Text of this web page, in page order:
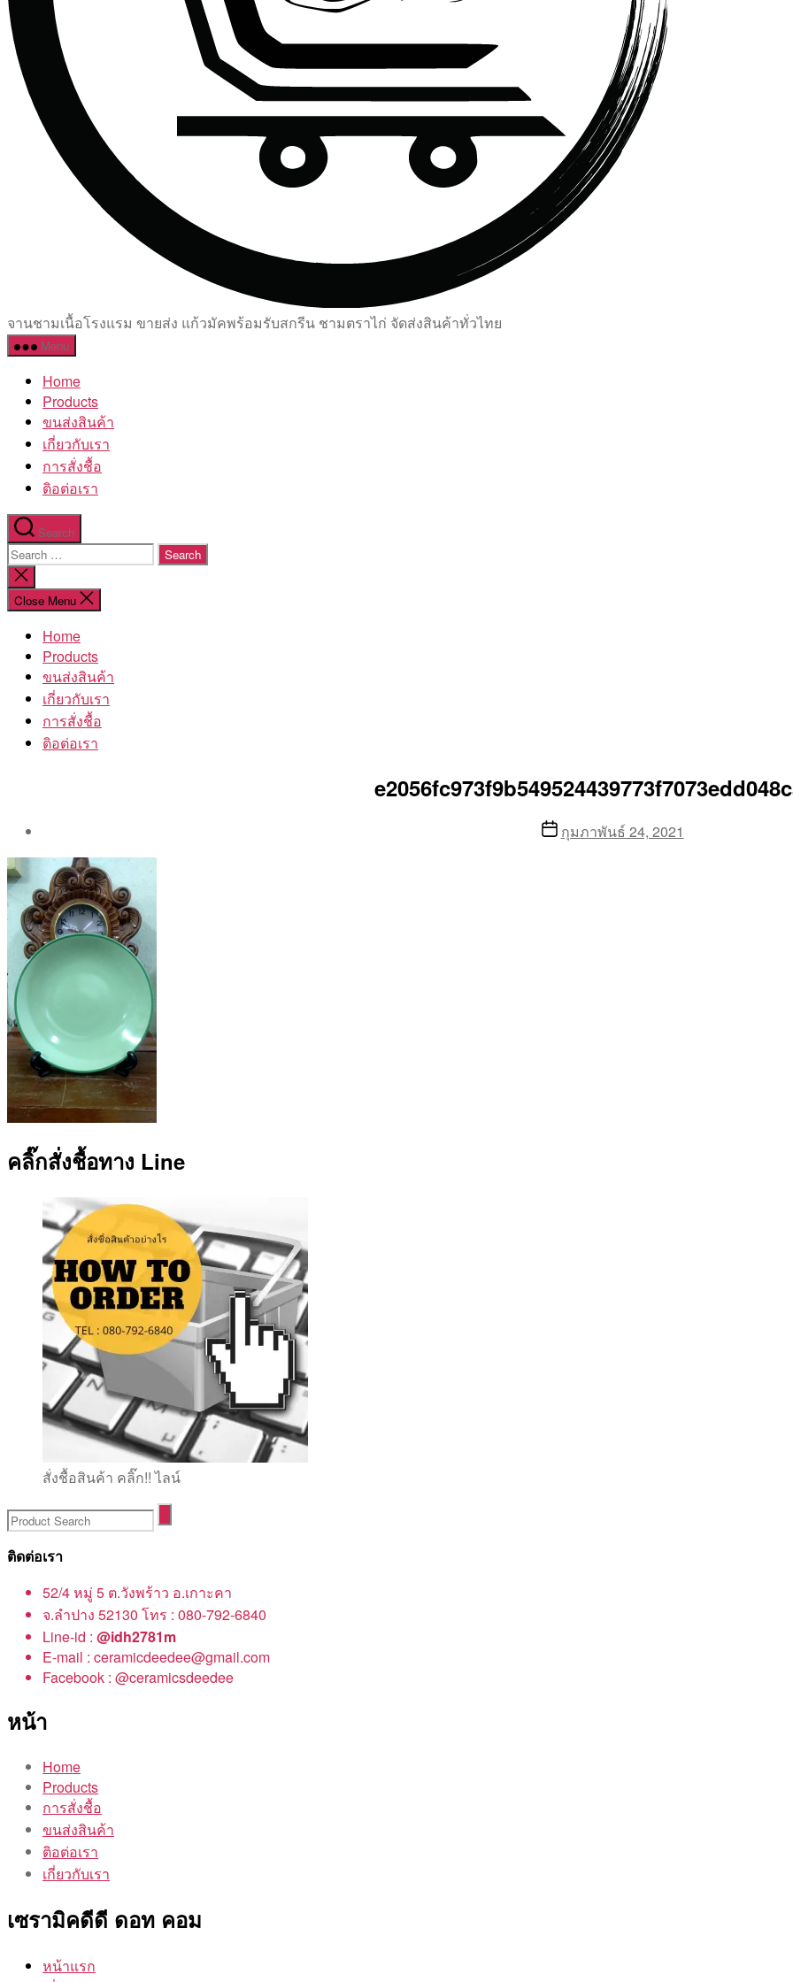
จานชามเนื้อโรงแรม ขายส่ง แก้วมัคพร้อมรับสกรีน ชามตราไก่ จัดส่งสินค้าทั่วไทย
Menu
Home
Products
ขนส่งสินค้า
เกี่ยวกับเรา
การสั่งชื้อ
ติอต่อเรา
Search
Search
for:
Close
search
Close Menu
Home
Products
ขนส่งสินค้า
เกี่ยวกับเรา
การสั่งชื้อ
ติอต่อเรา
By
Aea
Postกุมภาพันธ์ 24, 2021
คลิ๊กสั่งชื้อทาง Line
สั่งชื้อสินค้า คลิ๊ก!! ไลน์
ติดต่อเรา
52/4 หมู่ 5 ต.วังพร้าว อ.เกาะคา
จ.ลำปาง 52130 โทร : 080-792-6840
Line-id : @idh2781m
E-mail : ceramicdeedee@gmail.com
Facebook : @ceramicsdeedee
หน้า
Home
Products
การสั่งชื้อ
ขนส่งสินค้า
ติอต่อเรา
เกี่ยวกับเรา
เซรามิคดีดี ดอท คอม
หน้าแรก